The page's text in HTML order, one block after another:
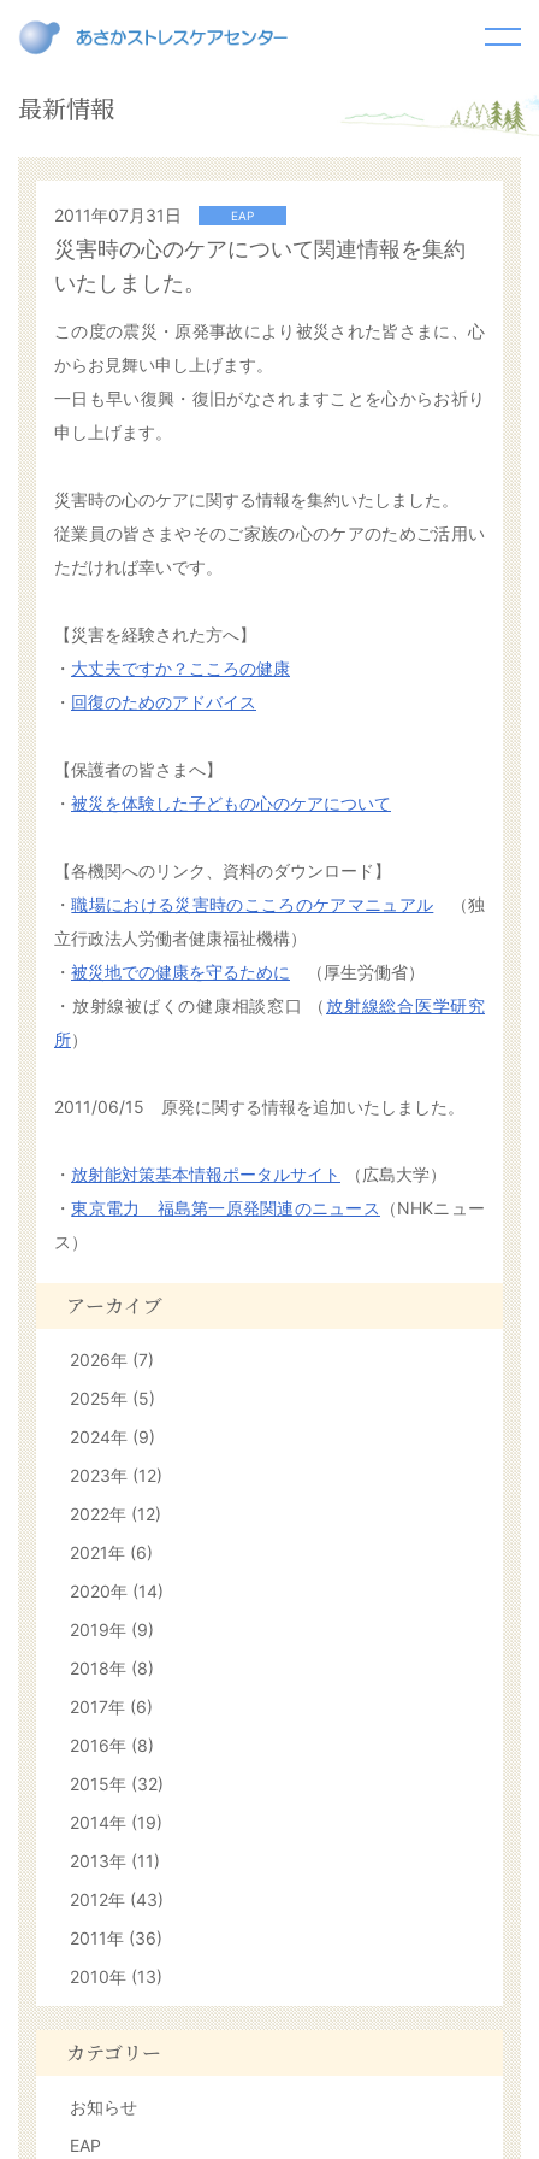
最新情報
2011年07月31日 EAP
災害時の心のケアについて関連情報を集約
いたしました。
この度の震災・原発事故により被災された皆さまに、心
からお見舞い申し上げます。
一日も早い復興・復旧がなされますことを心からお祈り
申し上げます。
災害時の心のケアに関する情報を集約いたしました。
従業員の皆さまやそのご家族の心のケアのためご活用い
ただければ幸いです。
【災害を経験された方へ】
・ 大丈夫ですか？こころの健康
・ 回復のためのアドバイス
【保護者の皆さまへ】
・ 被災を体験した子どもの心のケアについて
【各機関へのリンク、資料のダウンロード】
・職場における災害時のこころのケアマニュアル （独
立行政法人労働者健康福祉機構）
・ 被災地での健康を守るために
（厚生労働省）
・放射線被ばくの健康相談窓口 （ 放射線総合医学研究
所）
2011/06/15 原発に関する情報を追加いたしました。
・ 放射能対策基本情報ポータルサイト
（広島大学）
・東京電力 福島第一原発関連のニュース
（NHKニュー
ス）
アーカイブ
2026年 (7)
2025年 (5)
2024年 (9)
2023年 (12)
2022年 (12)
2021年 (6)
2020年 (14)
2019年 (9)
2018年 (8)
2017年 (6)
2016年 (8)
2015年 (32)
2014年 (19)
2013年 (11)
2012年 (43)
2011年 (36)
2010年 (13)
カテゴリー
お知らせ
EAP